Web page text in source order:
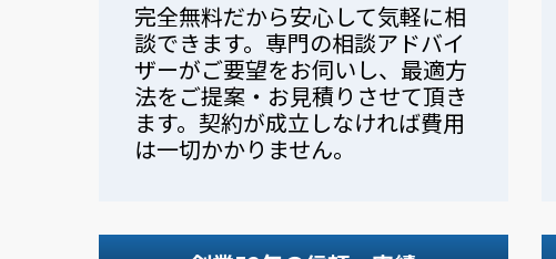
完全無料だから安心して気軽に相
談できます。専門の相談アドバイ
ザーがご要望をお伺いし、最適方
法をご提案・お見積りさせて頂き
ます。契約が成立しなければ費用
は一切かかりません。